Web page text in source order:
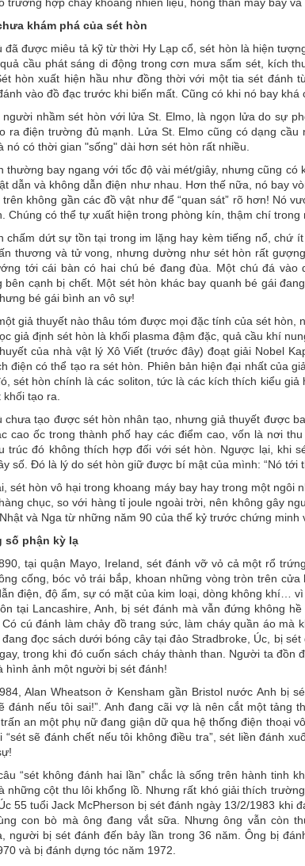
khám phá của sét hòn
đã được miêu tả kỹ từ thời Hy Lạp cổ, sét hòn là hiện
cầu phát sáng di động trong cơn mưa sấm sét, kích
hòn xuất hiện hầu như đồng thời với một tia sét đánh
vào đồ đạc trước khi biến mất. Cũng có khi nó bay
người nhầm sét hòn với lửa St. Elmo, là ngọn lửa do sự
ra điện trường đủ mạnh. Lửa St. Elmo cũng có dạng
nó có thời gian "sống" dài hơn sét hòn rất nhiều.
thường bay ngang với tốc độ vài mét/giây, nhưng cũng
dẫn và không dẫn điện như nhau. Hơn thế nữa, nó bay
trên không gần các đồ vật như để “quan sát” rõ hơn! Nó
Chúng có thể tự xuất hiện trong phòng kín, thậm chí trong
chấm dứt sự tồn tại trong im lặng hay kèm tiếng nổ, chứ
thương và tử vong, nhưng dường như sét hòn rất
tới cái bàn có hai chú bé đang đùa. Một chú đá
bên cạnh bị chết. Một sét hòn khác bay quanh bé gái
bé gái bình an vô sự!
giả thuyết nào thâu tóm được mọi đặc tính của sét
giả định sét hòn là khối plasma đậm đặc, quả cầu khí
của nhà vật lý Xô Viết (trước đây) đoạt giải Nobel
điện có thể tạo ra sét hòn. Phiên bản hiện đại nhất của
sét hòn chính là các soliton, tức là các kích thích kiểu
khối tạo ra.
chưa tạo được sét hòn nhân tạo, nhưng giả thuyết được
cao ốc trong thành phố hay các điểm cao, vốn là nơi
trúc đó không thích hợp đối với sét hòn. Ngược lại, khi
số. Đó là lý do sét hòn giữ được bí mật của mình: “Nó tới
sét hòn vô hại trong khoang máy bay hay trong một
chục, so với hàng tỉ joule ngoài trời, nên không gây
và Nga từ những năm 90 của thế kỷ trước chứng minh
số phận kỳ lạ
tại quận Mayo Ireland , sét đánh vỡ vỏ cả một rổ
cống, bóc vỏ trái bắp, khoan những vòng tròn trên
điện, độ ẩm, sự có mặt của kim loại, dòng không khí…
tại Lancashire , Anh, bị sét đánh mà vẫn đứng không
Có cú đánh làm chảy đồ trang sức, làm cháy quần áo
đang đọc sách dưới bóng cây tại đảo Stradbroke, Úc, bị
trong khi đó cuốn sách cháy thành than. Người ta đồn
hình ảnh một người bị sét đánh!
Alan Wheatson ở Kensham gần Bristol nước Anh bị
đánh nếu tôi sai!”. Anh đang cãi vợ là nên cắt một tảng
trấn an một phụ nữ đang giận dữ qua hệ thống điện thoại
“sét sẽ đánh chết nếu tôi không điều tra”, sét liền đánh
“sét không đánh hai lần” chắc là sống trên hành tinh
những cột thu lôi khổng lồ. Nhưng rất khó giải thích
55 tuổi Jack McPherson bị sét đánh ngày 13/2/1983
con bò mà ông đang vắt sữa. Nhưng ông vẫn còn
người bị sét đánh đến bảy lần trong 36 năm. Ông bị
và bị đánh dựng tóc năm 1972.